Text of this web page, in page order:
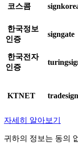
코스콤
한국정보
인증
signgate
한국전자
인증
KTNET tradesign
자세히 알아보기
귀하의 정보는 동의